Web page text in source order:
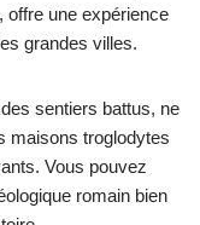
une expérience
grandes villes.
sentiers battus, ne
maisons troglodytes
Vous pouvez
romain bien